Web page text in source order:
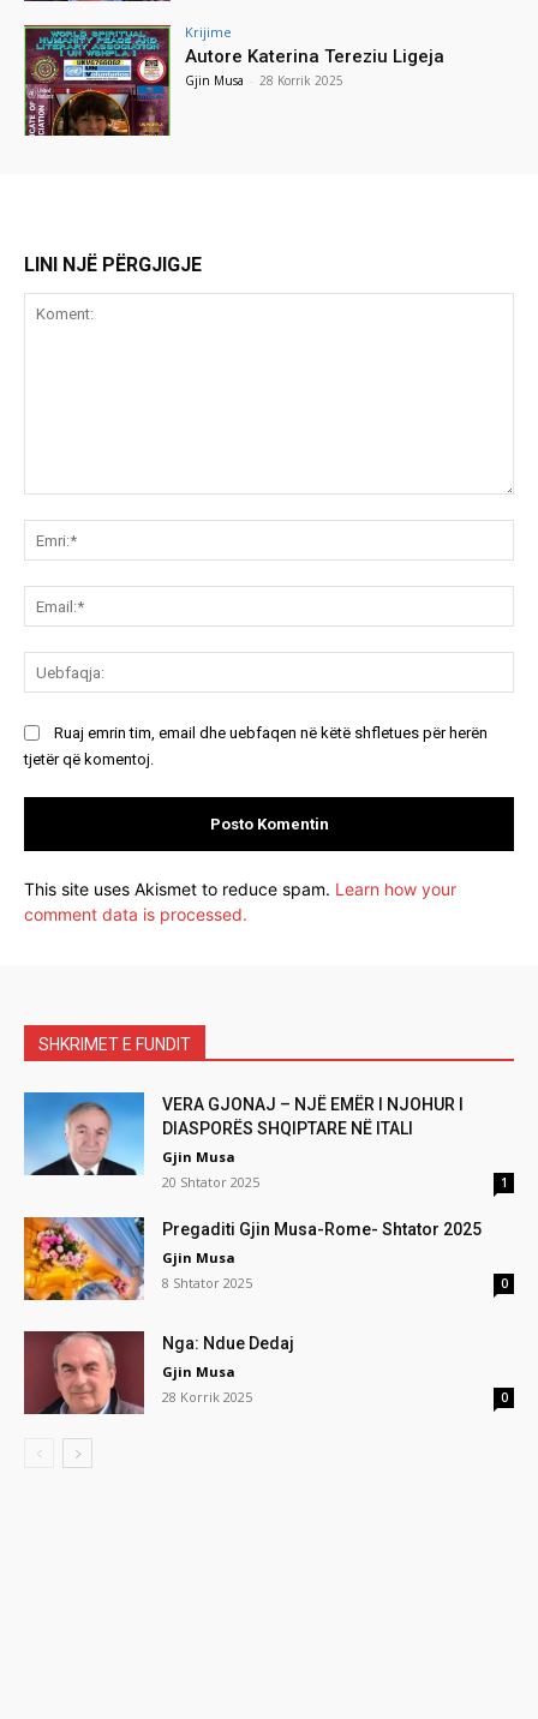
Krijime
Autore Katerina Tereziu Ligeja
Gjin Musa - 28 Korrik 2025
LINI NJË PËRGJIGJE
Ruaj emrin tim, email dhe uebfaqen në këtë shfletues për herën
tjetër që komentoj.
This site uses Akismet to reduce spam. Learn how your
comment data is processed.
SHKRIMET E FUNDIT
VERA GJONAJ – NJË EMËR I NJOHUR I
DIASPORËS SHQIPTARE NË ITALI
Gjin Musa
20 Shtator 2025
1
Pregaditi Gjin Musa-Rome- Shtator 2025
Gjin Musa
8 Shtator 2025
0
Nga: Ndue Dedaj
Gjin Musa
28 Korrik 2025
0